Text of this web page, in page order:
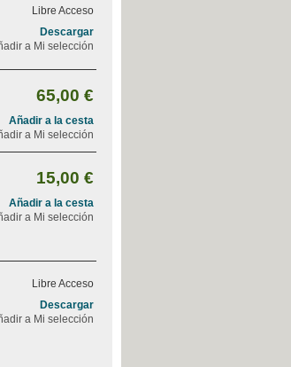
Libre Acceso
Descargar
a Mi selección
65,00 €
Añadir a la cesta
a Mi selección
15,00 €
Añadir a la cesta
a Mi selección
Libre Acceso
Descargar
a Mi selección